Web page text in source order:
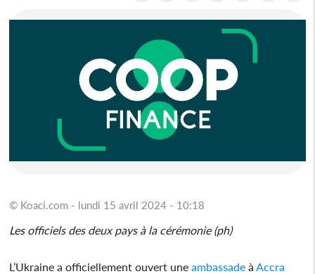
© Koaci.com - lundi 15 avril 2024 - 10:18
Les officiels des deux pays à la cérémonie (ph)
L’Ukraine a officiellement ouvert une ambassade à Accra